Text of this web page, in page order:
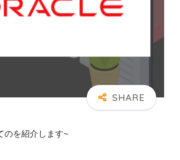
のを紹介します~